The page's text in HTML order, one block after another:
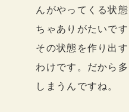
んがやってくる状
ちゃありがたいで
その状態を作り出
わけです。だから
しまうんですね。